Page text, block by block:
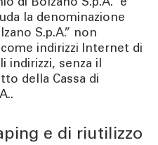
di Bolzano S.p.A.” e
la denominazione
S.p.A.” non
indirizzi Internet di
indirizzi, senza il
della Cassa di
e di riutilizzo